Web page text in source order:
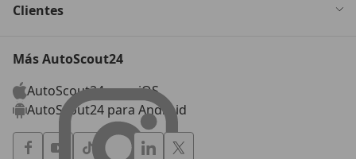
Clientes
Más AutoScout24
AutoScout24 para iOS
AutoScout24 para Android